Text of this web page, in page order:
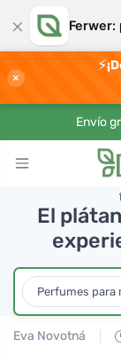
× Ferwer:
×
⚡
Envío
El
Perfumes para
Eva Novotná